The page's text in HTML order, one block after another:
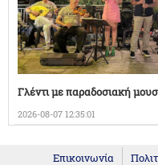
Γλέντι με παραδοσιακή
2026-08-07 12:35:01
Επικοινωνία